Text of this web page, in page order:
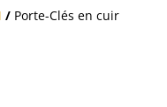
/ Porte-Clés en cuir